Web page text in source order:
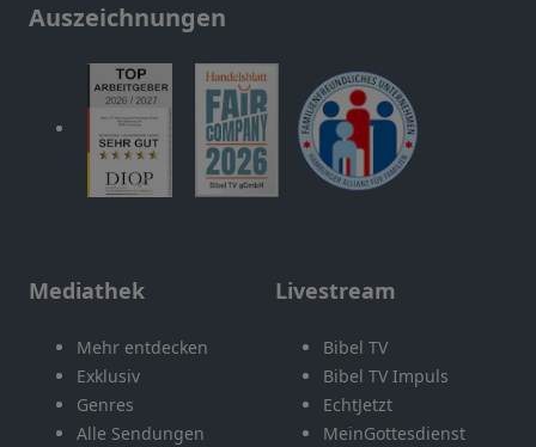
Auszeichnungen
Mediathek
Mehr entdecken
Exklusiv
Genres
Alle Sendungen
Livestream
Bibel TV
Bibel TV Impuls
EchtJetzt
MeinGottesdienst